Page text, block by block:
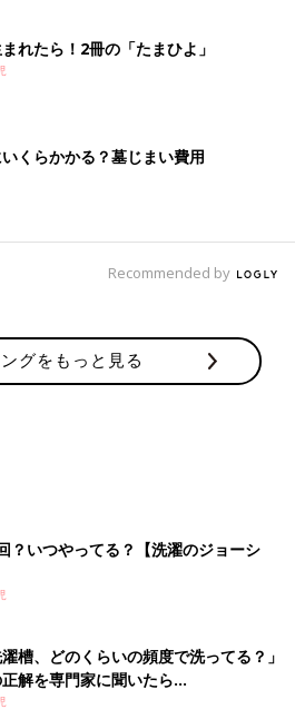
ポイント！】
がおすすめです。また、干すとき
ことを意識して。一般的には５時間
れています。Q１で紹介した“アーチ
ょう。その上で扇風機を下から当て
ります。
上げる方法、教えてください
ルが立ち上がります】
りさばくことで、パイルが立ち上が
すい効果も。タオルを干すときは必ず
れたら！2冊の「たまひよ」
くらかかる？墓じまい費用
Recommended by
グをもっと見る
？いつやってる？【洗濯のジョーシ
濯槽、どのくらいの頻度で洗ってる？」
解を専門家に聞いたら…